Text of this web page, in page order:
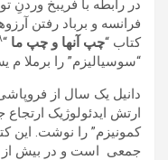
در رابطه با فريبخ
فرانسه و برباد رفتن
کتاب “چپ آنھا و چپ ما “
“سوسياليزم” را برملا م
دانيل يک سال از
ارتش ايدئولوژيک
کمونيزم” را نوشت. اين
جمعی است و در بيش از